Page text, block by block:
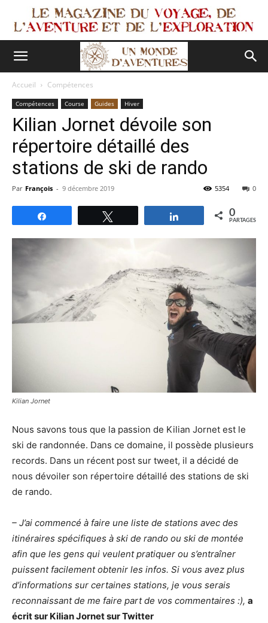
Accueil Compétences
Compétences Course Guides Hiver
Kilian Jornet dévoile son
répertoire détaillé des
stations de ski de rando
Par François - 9 décembre 2019 0
5354
Partagez 0
PARTAGES
Kilian Jornet
Nous savons tous que la passion de Kilian Jornet est le
ski de randonnée. Dans ce domaine, il possède plusieurs
records. Dans un récent post sur tweet, il a décidé de
nous dévoiler son répertoire détaillé des stations de ski
de rando.
– J’ai commencé à faire une liste de stations avec des
itinéraires spécifiques à ski de rando ou ski de montée
afin que les gens qui veulent pratiquer ou s’entraîner
puissent facilement obtenir les infos. Si vous avez plus
d’informations sur certaines stations, je vous serais
reconnaissant de me faire part de vos commentaires :), a
écrit sur Kilian Jornet sur Twitter